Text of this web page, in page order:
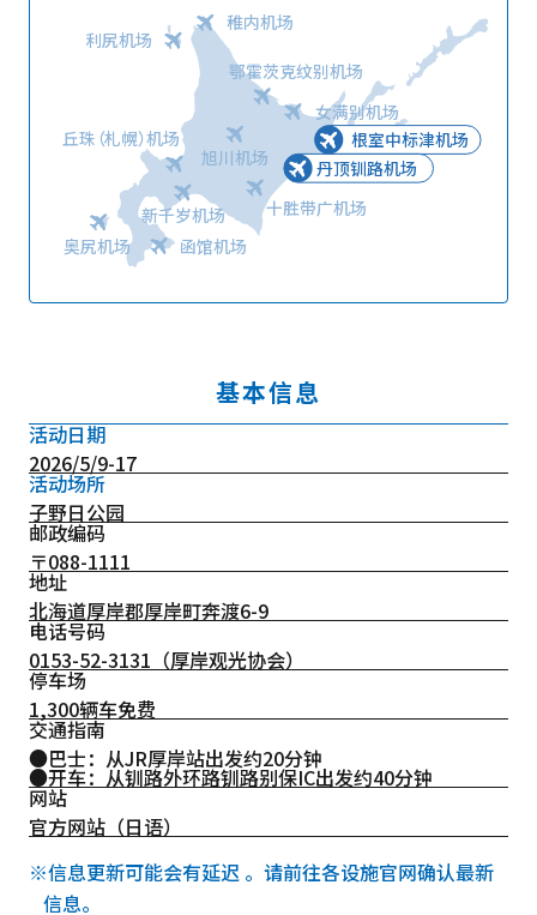
新千岁机场
丘珠（札幌）机场
函馆机场
奥尻机场
旭川机场
稚内机场
利尻机场
鄂霍茨克纹别机场
女满别机场
根室中标津机场
丹顶钏路机场
十胜带广机场
基本信息
活动日期
2026/5/9-17
活动场所
子野日公园
邮政编码
〒088-1111
地址
北海道厚岸郡厚岸町奔渡6-9
电话号码
0153-52-3131 （厚岸观光协会）
停车场
1,300辆车免费
交通指南
●巴士：从JR厚岸站出发约20分钟
●开车：从钏路外环路钏路别保IC出发约40分钟
网站
官方网站（日语）
※信息更新可能会有延迟 。请前往各设施官网确认最新
信息。